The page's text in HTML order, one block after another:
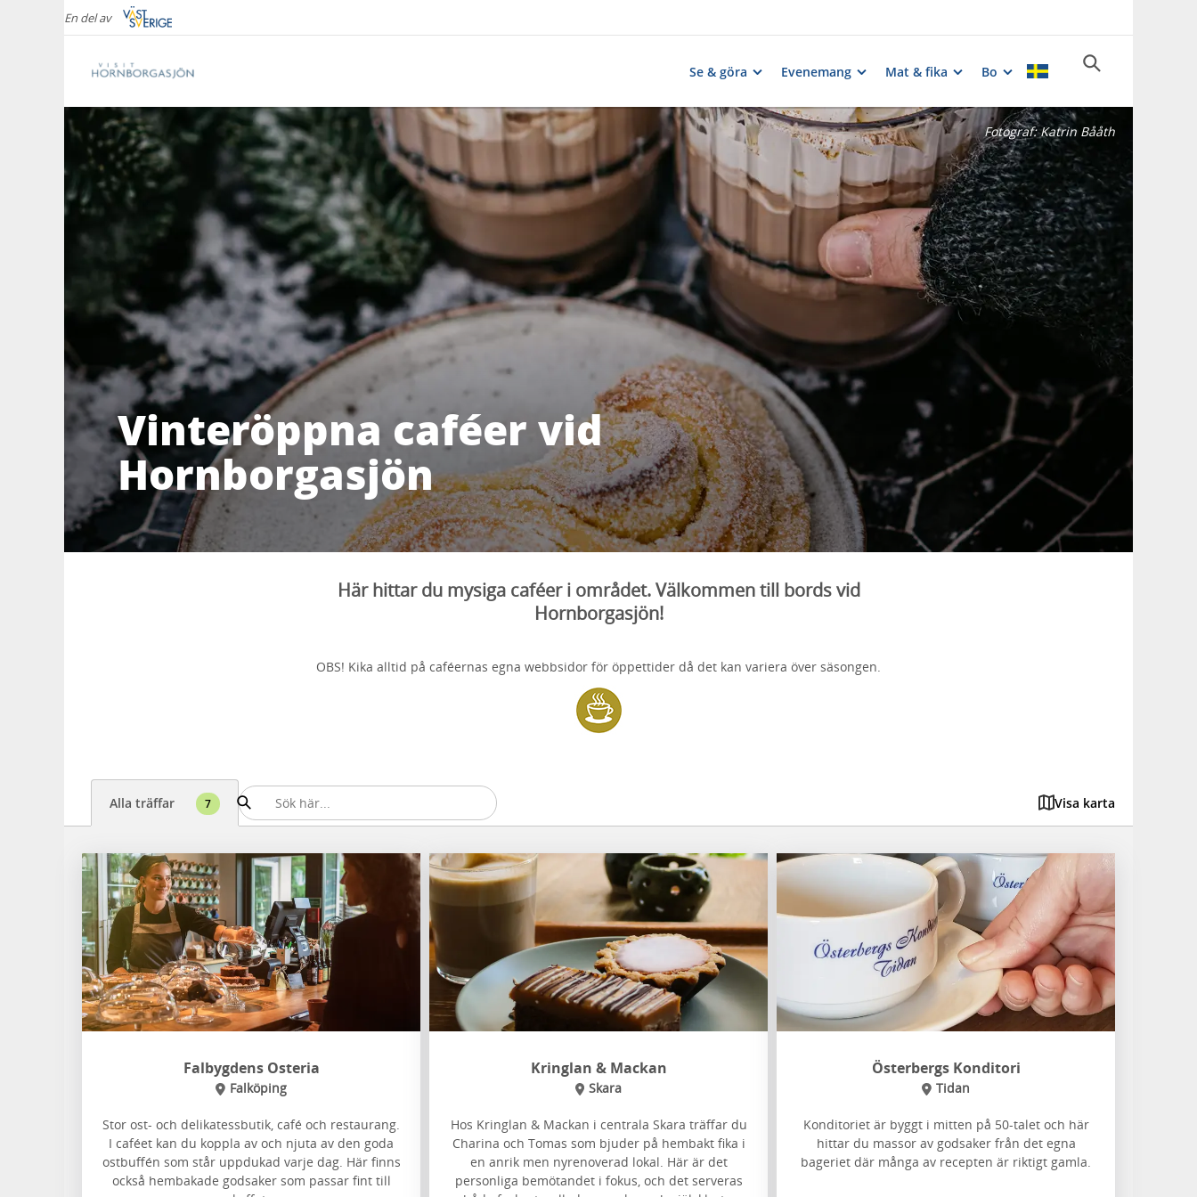
En del av
Se & göra Evenemang Mat & fika Bo
Vinteröppna caféer vid
Hornborgasjön
Fotograf:Katrin Bååth
Här hittar du mysiga caféer i området. Välkommen till bords vid
Hornborgasjön!
OBS! Kika alltid på caféernas egna webbsidor för öppettider då det kan variera över säsongen.
Alla träffar 7 Visa karta
Falbygdens Osteria
Falköping
Stor ost- och delikatessbutik, café och restaurang.
I caféet kan du koppla av och njuta av den goda
ostbuffén som står uppdukad varje dag. Här finns
också hembakade godsaker som passar fint till
Kringlan & Mackan
Skara
Hos Kringlan & Mackan i centrala Skara träffar du
Charina och Tomas som bjuder på hembakt fika i
en anrik men nyrenoverad lokal. Här är det
personliga bemötandet i fokus, och det serveras
Österbergs Konditori
Tidan
Konditoriet är byggt i mitten på 50-talet och här
hittar du massor av godsaker från det egna
bageriet där många av recepten är riktigt gamla.